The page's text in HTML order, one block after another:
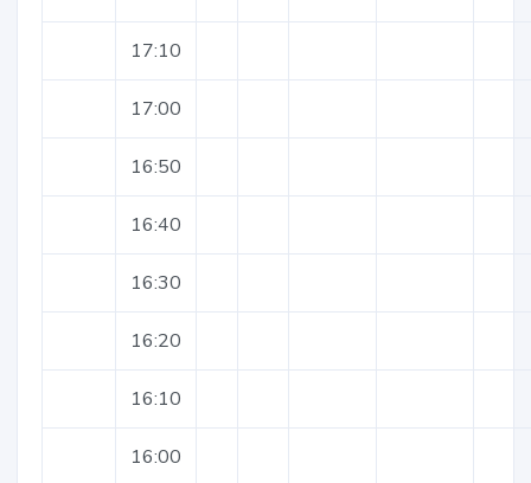
17:10
17:00
16:50
16:40
16:30
16:20
16:10
16:00